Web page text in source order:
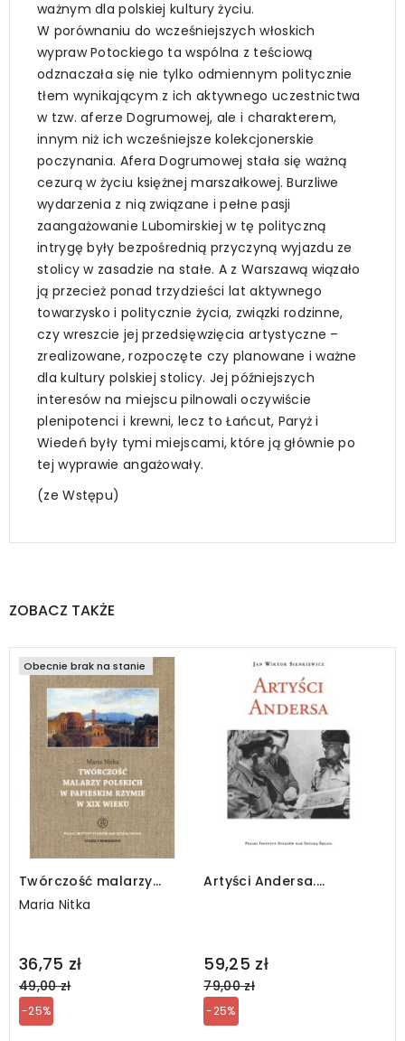
ważnym dla polskiej kultury życiu.
W porównaniu do wcześniejszych włoskich
wypraw Potockiego ta wspólna z teściową
odznaczała się nie tylko odmiennym politycznie
tłem wynikającym z ich aktywnego uczestnictwa
w tzw. aferze Dogrumowej, ale i charakterem,
innym niż ich wcześniejsze kolekcjonerskie
poczynania. Afera Dogrumowej stała się ważną
cezurą w życiu księżnej marszałkowej. Burzliwe
wydarzenia z nią związane i pełne pasji
zaangażowanie Lubomirskiej w tę polityczną
intrygę były bezpośrednią przyczyną wyjazdu ze
stolicy w zasadzie na stałe. A z Warszawą wiązało
ją przecież ponad trzydzieści lat aktywnego
towarzysko i politycznie życia, związki rodzinne,
czy wreszcie jej przedsięwzięcia artystyczne –
zrealizowane, rozpoczęte czy planowane i ważne
dla kultury polskiej stolicy. Jej późniejszych
interesów na miejscu pilnowali oczywiście
plenipotenci i krewni, lecz to Łańcut, Paryż i
Wiedeń były tymi miejscami, które ją głównie po
tej wyprawie angażowały.
(ze Wstępu)
ZOBACZ TAKŻE
Obecnie brak na stanie
Twórczość malarzy
polskich w papieskim
Rzymie w XIX wieku
Maria Nitka
36,75 zł
Regular
price
49,00 zł
-25%
Artyści Andersa.
59,25 zł
Regular
price
79,00 zł
-25%